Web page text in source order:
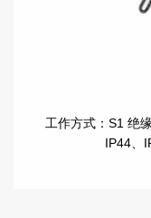
工作方式：S1 绝
IP44、